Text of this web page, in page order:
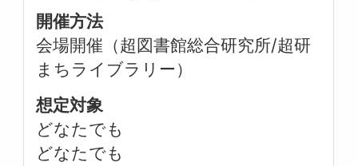
開催方法
会場開催（超図書館総合研究所/超研
まちライブラリー）
想定対象
どなたでも
どなたでも